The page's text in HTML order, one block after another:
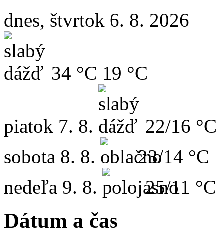
dnes, štvrtok 6. 8. 2026
34 °C 19 °C
piatok 7. 8.
22/16 °C
sobota 8. 8.
23/14 °C
nedeľa 9. 8. 25/11 °C
Dátum a čas